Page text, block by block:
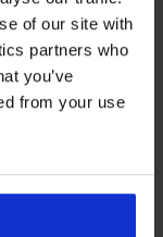
of our site with
partners who
you’ve
from your use
Hinweise auf